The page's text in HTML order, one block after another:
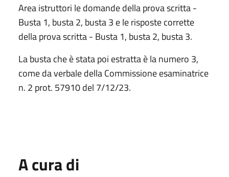
Area istruttori le domande della prova scritta -
Busta 1, busta 2, busta 3 e le risposte corrette
della prova scritta - Busta 1, busta 2, busta 3.
La busta che è stata poi estratta è la numero 3,
come da verbale della Commissione esaminatrice
n. 2 prot. 57910 del 7/12/23.
A cura di